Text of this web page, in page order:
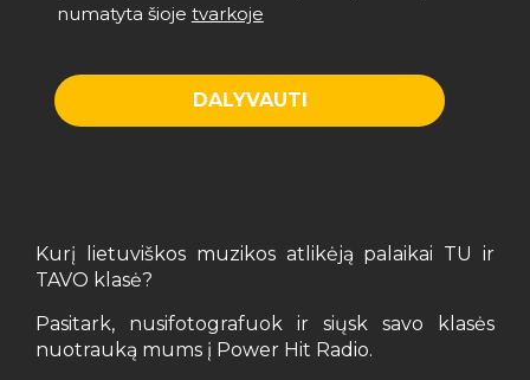
numatyta šioje tvarkoje
Kurį lietuviškos muzikos atlikėją palaikai TU ir
TAVO klasė?
Pasitark, nusifotografuok ir siųsk savo klasės
nuotrauką mums į Power Hit Radio.